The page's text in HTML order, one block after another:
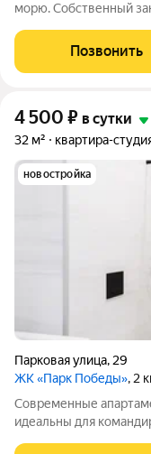
морю. Собственный
2022 года. Сдаются
парковка и
Позвонить
4 500 ₽ в сутки
32 м² квартира-
новостройка
Парковая улица, 29
ЖК «Парк Победы», 2
Современные
идеальны для